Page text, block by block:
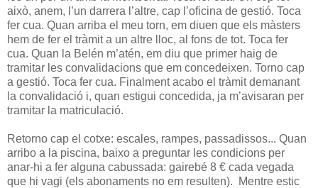
això, anem, l’un darrera l’altre, cap l’oficina de gestió. Toca
fer cua. Quan arriba el meu torn, em diuen que els màsters
hem de fer el tràmit a un altre lloc, al fons de tot. Toca fer
cua. Quan la Belén m’atén, em diu que primer haig de
tramitar les convalidacions que em concedeixen. Torno cap
a gestió. Toca fer cua. Finalment acabo el tràmit demanant
la convalidació i, quan estigui concedida, ja m’avisaran per
tramitar la matriculació.
Retorno cap el cotxe: escales, rampes, passadissos... Quan
arribo a la piscina, baixo a preguntar les condicions per
anar-hi a fer alguna cabussada: gairebé 8 € cada vegada
que hi vagi (els abonaments no em resulten). Mentre estic